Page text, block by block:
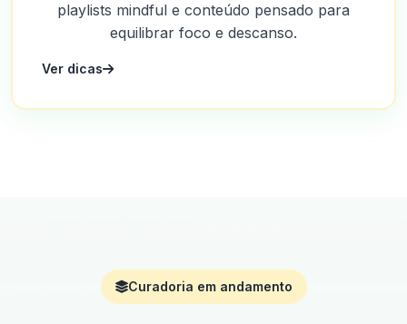
playlists mindful e conteúdo pensado para
equilibrar foco e descanso.
Ver dicas
Curadoria em andamento